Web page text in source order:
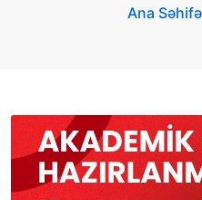
Ana Səhifə